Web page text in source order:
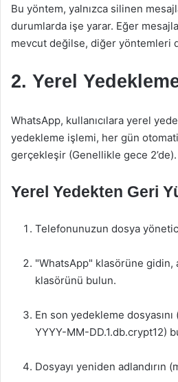
Bu yöntem, yalnızca silinen
durumlarda işe yarar. Eğer
mevcut değilse, diğer yöntemleri
2. Yerel
WhatsApp, kullanıcılara yerel
yedekleme işlemi, her gün
gerçekleşir (Genellikle gece 2’de).
Yerel Yedekten Geri
Telefonunuzun dosya
"WhatsApp" klasörüne gidin,
klasörünü bulun.
En son yedekleme
YYYY-MM-DD.1.db.crypt12)
Dosyayı yeniden adlandırın